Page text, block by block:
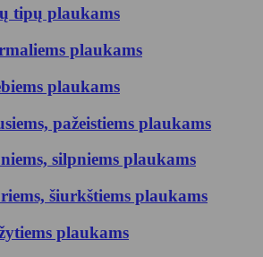
tipų plaukams
plaukams
plaukams
pažeistiems plaukams
silpniems plaukams
šiurkštiems plaukams
plaukams